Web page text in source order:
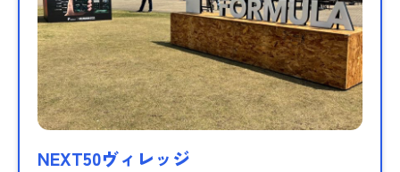
NEXT50ヴィレッジ